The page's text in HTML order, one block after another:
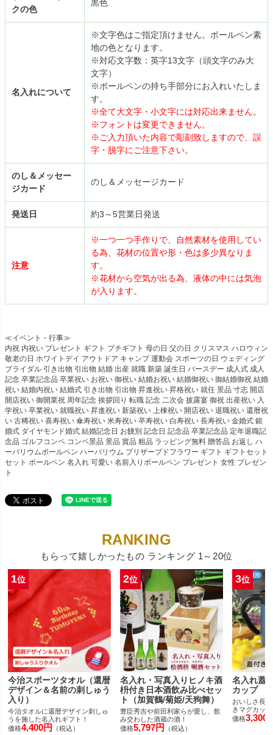
クの色
黒色
名入れについて
※文字色はご指定頂けません。ボールペン素
地の色となります。
※対応文字数：英字13文字（頭文字のみ大
文字）
※ボールペンの持ち手部分にお入れいたしま
す。
※全て大文字・小文字には対応出来ません。
※フォントは変更できません。
※ご入力頂いた内容で彫刻致しますので、誤
字・脱字にご注意下さい。
のし＆メッセー
ジカード
のし＆メッセージカード
発送日 約3～5営業日発送
注意
※一つ一つ手作りで、自然素材を使用してい
る為、花材の位置や形・色は多少異なりま
す。
※花材から空気が出る為、液体の中には気泡
が入ります。
≪イベント・行事≫
内祝 内祝い プレゼント ギフト プチギフト 母の日 父の日 クリスマス ハロウィン
敬老の日 ホワイトデイ アウトドア キャンプ 運動会 スポーツの日 ウェディング
ブライダル 引き出物 引出物 結婚 出産 就職 新築 誕生日 バースデー 成人式 成人
記念 卒業記念品 卒業祝い お祝い 御祝い 結婚お祝い 結婚御祝い 御結婚御祝 結婚
祝い 結婚内祝い 結婚式 引き出物 引出物 昇進祝い 昇格祝い 就任 景品 寸志 開店
開店祝い 御開業祝 周年記念 挨拶回り 転職 記念 二次会 披露宴 御祝 出産祝い 入
学祝い 卒業祝い 就職祝い 昇進祝い 新築祝い 上棟祝い 開店祝い 退職祝い 還暦祝
い 古稀祝い 喜寿祝い 傘寿祝い 米寿祝い 卒寿祝い 白寿祝い 長寿祝い 金婚式 銀
婚式 ダイヤモンド婚式 結婚記念日 お餞別 記念日 記念品 卒業記念品 定年退職記
念品 ゴルフコンペ コンペ景品 景品 賞品 粗品 ラッピング無料 贈答品 お返し ハ
ーバリウムボールペン ハーバリウム プリザーブドフラワー ギフト ギフトセット
セット ボールペン 名入れ 可愛い 名前入りボールペン プレゼント 女性 プレゼン
ト
もらって嬉しかったもの ランキング 1～20位
1位
今治スポーツタオル（還暦
デザイン＆名前の刺しゅう
入り）
今治タオルに還暦デザイン刺しゅ
うを施した名入れギフト！
価格4,400円 （税込）
2位
名入れ・写真入りヒノキ酒
枡付き日本酒飲み比べセッ
ト（加賀鶴/菊姫/天狗舞）
豊臣秀吉や前田利家らが愛し、飲
み交わした酒蔵の酒！
価格5,797円 （税込）
3位
名入れ蓋
カップ
おいしさ長
きマグカップ
価格3,300